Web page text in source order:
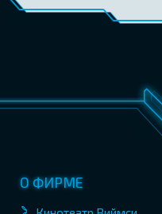
О ФИРМЕ